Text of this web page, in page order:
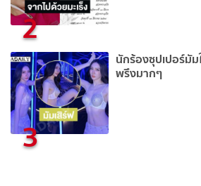
2
3
นักร้องซุปเปอร์มั
พรึงมากๆ